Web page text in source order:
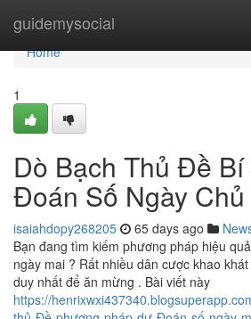
guidemysocial
Home
Home
1
Dò Bạch Thủ Đề
Đoán Số Ngày
isaiahdopy268205 65 days ago
Bạn đang tìm kiếm phương pháp hiệu
ngày mai ? Rất nhiều dân cược khao
duy nhất để ăn mừng . Bài viết này
https://